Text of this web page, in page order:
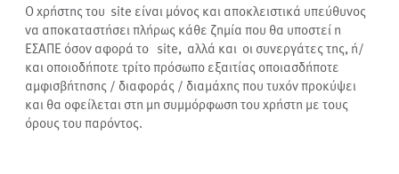
Ο χρήστης του site είναι μόνος και αποκλειστικά υπεύθυνος
να αποκαταστήσει πλήρως κάθε ζημία που θα υποστεί η
ΕΣΑΠΕ όσον αφορά το site, αλλά και οι συνεργάτες της, ή/
και οποιοδήποτε τρίτο πρόσωπο εξαιτίας οποιασδήποτε
αμφισβήτησης / διαφοράς / διαμάχης που τυχόν προκύψει
και θα οφείλεται στη μη συμμόρφωση του χρήστη με τους
όρους του παρόντος.